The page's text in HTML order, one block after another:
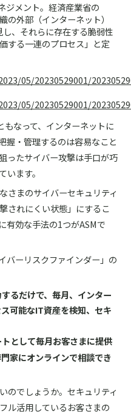
ジメント。経済産業省の
の外部（インターネット）
、それらに存在する脆弱性
する一連のプロセス」と定
05/20230529001/
05/20230529001/
なって、インターネットに
握・管理するのは容易なこと
ったサイバー攻撃は手口が巧
ます。
さまのサイバーセキュリティ
されにくい状態」にするこ
有効な手法の1つがASMで
バーリスクファインダー」の
るだけで、毎月、インター
可能なIT資産を検知、セキ
として毎月お客さまに提供
家にオンラインで相談でき
のでしょうか。セキュリティ
ル活用しているお客さまの